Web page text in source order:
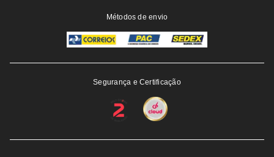
Métodos de envio
Segurança e Certificação